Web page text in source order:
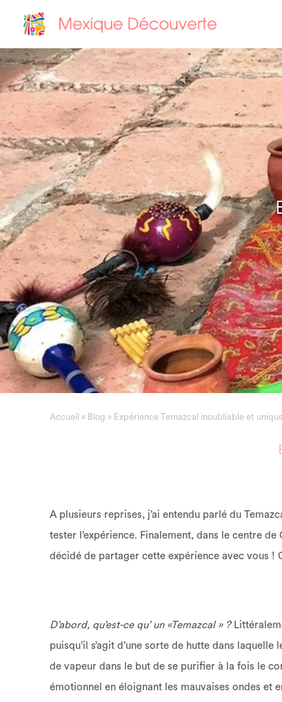
Accueil » Blog » Expérience Temazcal inoubliable et
A plusieurs reprises, j’ai entendu parlé du
tester l’expérience. Finalement, dans le centre
décidé de partager cette expérience avec vous !
D’abord, qu’est-ce qu’ un «Temazcal » ?
puisqu’il s’agit d’une sorte de hutte dans
de vapeur dans le but de se purifier à la fois le
émotionnel en éloignant les mauvaises ondes et